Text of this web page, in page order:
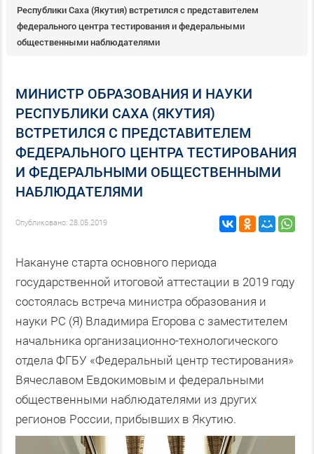
Республики Саха (Якутия) встретился с представителем
федерального центра тестирования и федеральными
общественными наблюдателями
МИНИСТР ОБРАЗОВАНИЯ И НАУКИ
РЕСПУБЛИКИ САХА (ЯКУТИЯ)
ВСТРЕТИЛСЯ С ПРЕДСТАВИТЕЛЕМ
ФЕДЕРАЛЬНОГО ЦЕНТРА ТЕСТИРОВАНИЯ
И ФЕДЕРАЛЬНЫМИ ОБЩЕСТВЕННЫМИ
НАБЛЮДАТЕЛЯМИ
Опубликовано: 28.05.2019
Накануне старта основного периода
государственной итоговой аттестации в 2019 году
состоялась встреча министра образования и
науки РС (Я) Владимира Егорова с заместителем
начальника организационно-технологического
отдела ФГБУ «Федеральный центр тестирования»
Вячеславом Евдокимовым и федеральными
общественными наблюдателями из других
регионов России, прибывших в Якутию.